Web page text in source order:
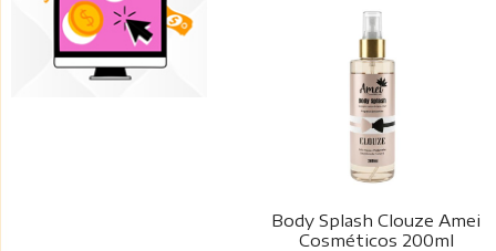
Body Splash Clouze Amei
Cosméticos 200ml